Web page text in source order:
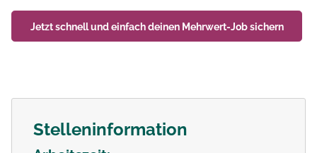
Jetzt schnell und einfach deinen Mehrwert-Jobsichern
Stelleninformation